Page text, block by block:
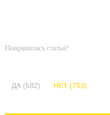
Понравилась статья?
ДА (582) НЕТ (703)